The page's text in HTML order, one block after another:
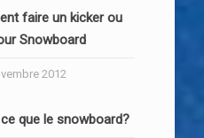
faire un kicker ou
Snowboard
2012
ce que le snowboard?